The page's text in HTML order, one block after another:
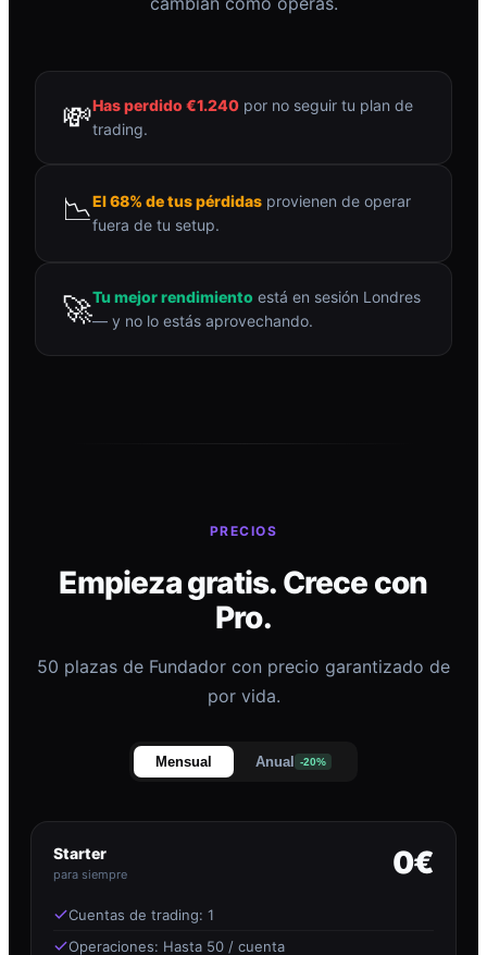
💸Has perdido €1.240 por no seguir tu plan de
trading.
📉El 68% de tus pérdidas provienen de operar
fuera de tu setup.
🚀Tu mejor rendimiento está en sesión Londres
— y no lo estás aprovechando.
PRECIOS
Empieza gratis. Crece con
Pro.
50 plazas de Fundador con precio garantizado de
por vida.
Mensual Anual -20%
Starter
para siempre 0€
Cuentas de trading: 1
Operaciones: Hasta 50 / cuenta